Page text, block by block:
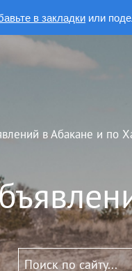
в закладки или
в Абакане и по